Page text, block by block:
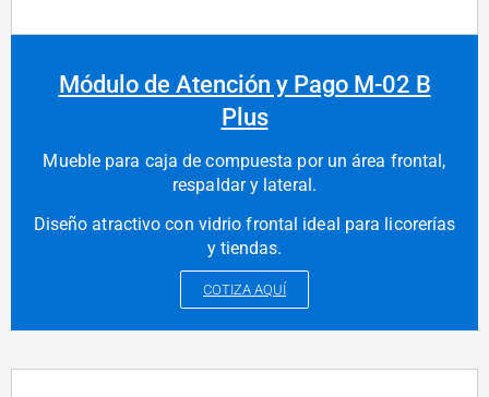
Módulo de Atención y Pago M-02 B
Plus
Mueble para caja de compuesta por un área frontal,
respaldar y lateral.
Diseño atractivo con vidrio frontal ideal para licorerías
y tiendas.
COTIZA AQUÍ